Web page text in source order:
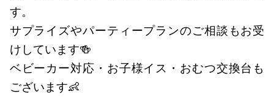
す。
サプライズやパーティープランのご相談もお受
けしています🍻
ベビーカー対応・お子様イス・おむつ交換台も
ございます👶